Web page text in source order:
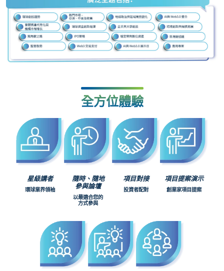
全方位體驗
星級講者
環球業界領袖
隨時、隨地
參與論壇
以最適合您的
方式參與
項目對接
投資者配對
項目提案演示
創業家項目提案